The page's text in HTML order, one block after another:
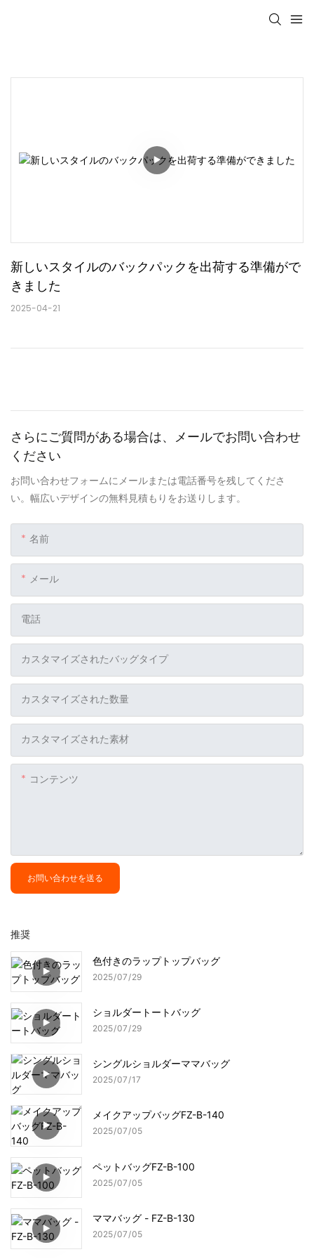
新しいスタイルのバックパックを出荷する準備がで
きました
2025-04-21
さらにご質問がある場合は、メールでお問い合わせ
ください
お問い合わせフォームにメールまたは電話番号を残してくださ
い。幅広いデザインの無料見積もりをお送りします。
名前
メール
電話
カスタマイズされたバッグタイプ
カスタマイズされた数量
カスタマイズされた素材
コンテンツ
お問い合わせを送る
推奨
色付きのラップトップバッグ
2025 07 29
ショルダートートバッグ
2025 07 29
シングルショルダーママバッグ
2025 07 17
メイクアップバッグFZ-B-140
2025 07 05
ペットバッグFZ-B-100
2025 07 05
ママバッグ - FZ-B-130
2025 07 05